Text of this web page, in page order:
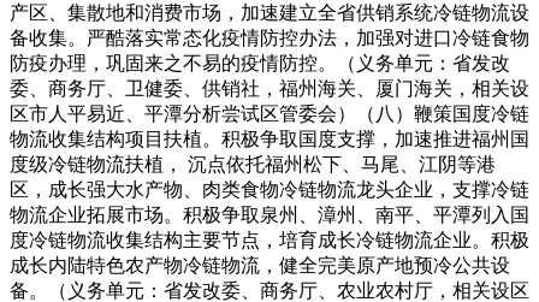
产区、集散地和消费市场，加速建立全省供销系统冷链物流设
备收集。严酷落实常态化疫情防控办法，加强对进口冷链食物
防疫办理，巩固来之不易的疫情防控。（义务单元：省发改
委、商务厅、卫健委、供销社，福州海关、厦门海关，相关设
区市人平易近、平潭分析尝试区管委会）（八）鞭策国度冷链
物流收集结构项目扶植。积极争取国度支撑，加速推进福州国
度级冷链物流扶植， 沉点依托福州松下、马尾、江阴等港
区，成长强大水产物、肉类食物冷链物流龙头企业，支撑冷链
物流企业拓展市场。积极争取泉州、漳州、南平、平潭列入国
度冷链物流收集结构主要节点，培育成长冷链物流企业。积极
成长内陆特色农产物冷链物流，健全完美原产地预冷公共设
备。（义务单元：省发改委、商务厅、农业农村厅，相关设区